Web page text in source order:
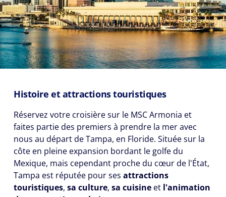
Histoire et attractions touristiques
Réservez votre croisière sur le MSC Armonia et
faites partie des premiers à prendre la mer avec
nous au départ de Tampa, en Floride. Située sur la
côte en pleine expansion bordant le golfe du
Mexique, mais cependant proche du cœur de l'État,
Tampa est réputée pour ses attractions
touristiques, sa culture, sa cuisine et l'animation